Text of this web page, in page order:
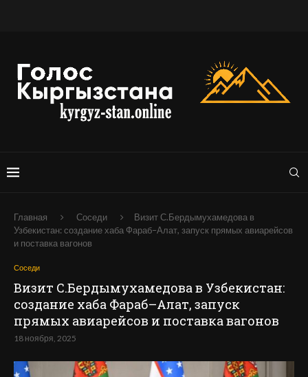
Главная Соседи
Визит С.Бердымухамедова в
Узбекистан: создание хаба Фараб–Алат, запуск прямых авиарейсов
и поставка вагонов
Соседи
Визит С.Бердымухамедова в Узбекистан:
создание хаба Фараб–Алат, запуск
прямых авиарейсов и поставка вагонов
18 ноября, 2025